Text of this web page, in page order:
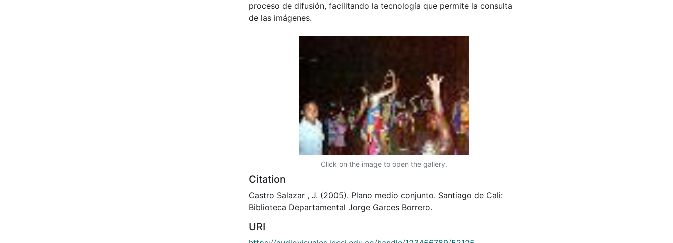
proceso de difusión, facilitando la tecnología que permite la consulta
de las imágenes.
Click on the image to open the gallery.
Citation
Castro Salazar , J. (2005). Plano medio conjunto. Santiago de Cali:
Biblioteca Departamental Jorge Garces Borrero.
URI